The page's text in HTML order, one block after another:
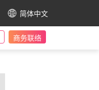
简体中文
商务联络